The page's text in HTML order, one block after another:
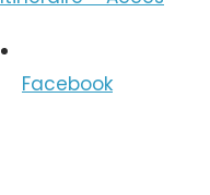
Facebook